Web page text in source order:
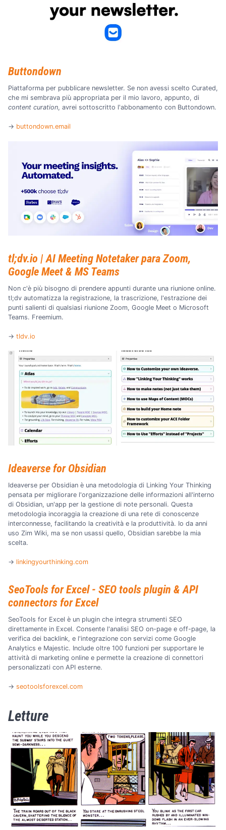
Buttondown
Piattaforma per pubblicare newsletter. Se non avessi scelto Curated,
che mi sembrava più appropriata per il mio lavoro, appunto, di
content curation, avrei sottoscritto l'abbonamento con Buttondown.
→ buttondown.email
tl;dv.io | AI Meeting Notetaker para Zoom,
Google Meet & MS Teams
Non c'è più bisogno di prendere appunti durante una riunione online.
tl;dv automatizza la registrazione, la trascrizione, l'estrazione dei
punti salienti di qualsiasi riunione Zoom, Google Meet o Microsoft
Teams. Freemium.
→ tldv.io
Ideaverse for Obsidian
Ideaverse per Obsidian è una metodologia di Linking Your Thinking
pensata per migliorare l'organizzazione delle informazioni all'interno
di Obsidian, un'app per la gestione di note personali. Questa
metodologia incoraggia la creazione di una rete di conoscenze
interconnesse, facilitando la creatività e la produttività. Io da anni
uso Zim Wiki, ma se non usassi quello, Obsidian sarebbe la mia
scelta.
→ linkingyourthinking.com
SeoTools for Excel - SEO tools plugin & API
connectors for Excel
SeoTools for Excel è un plugin che integra strumenti SEO
direttamente in Excel. Consente l'analisi SEO on-page e off-page, la
verifica dei backlink, e l'integrazione con servizi come Google
Analytics e Majestic. Include oltre 100 funzioni per supportare le
attività di marketing online e permette la creazione di connettori
personalizzati con API esterne.
→ seotoolsforexcel.com
Letture